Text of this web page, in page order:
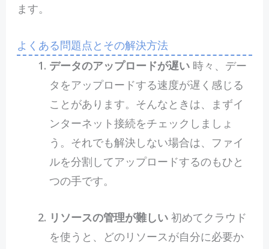
ます。
よくある問題点とその解決方法
データのアップロードが遅い時々、デー
タをアップロードする速度が遅く感じる
ことがあります。そんなときは、まずイ
ンターネット接続をチェックしましょ
う。それでも解決しない場合は、ファイ
ルを分割してアップロードするのもひと
つの手です。
リソースの管理が難しい初めてクラウド
を使うと、どのリソースが自分に必要か